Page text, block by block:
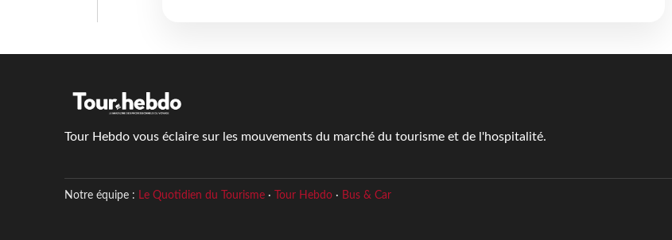
Tour Hebdo vous éclaire sur les mouvements du marché du tourisme et de l'hospitalité.
Notre équipe : Le Quotidien du Tourisme· Tour Hebdo· Bus & Car